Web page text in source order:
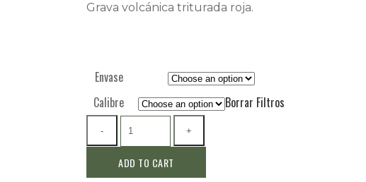
Grava volcánica triturada roja.
Envase
Calibre
Borrar Filtros
ADD TO CART